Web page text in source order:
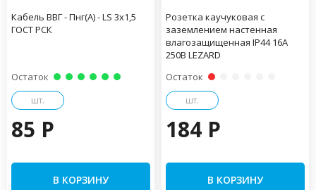
Кабель ВВГ - Пнг(А) - LS 3х1,5
ГОСТ РСК
Остаток
шт.
85 P
В КОРЗИНУ
Розетка каучуковая с
заземлением настенная
влагозащищенная IP44 16А
250В LEZARD
Остаток
шт.
184 P
В КОРЗИНУ